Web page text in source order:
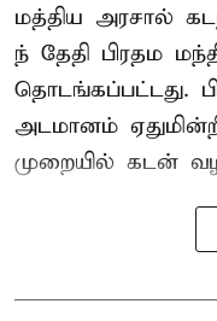
மத்திய அரசால்
ந் தேதி பிரதம
தொடங்கப்பட்டது.
அடமானம்
முறையில் கடன்